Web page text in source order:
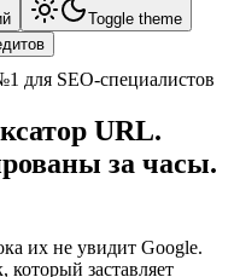
Toggle theme
для SEO-специалистов
URL.
за часы.
их не увидит Google.
заставляет